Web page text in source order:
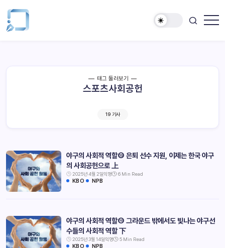
태그 둘러보기
스포츠사회공헌
19 기사
야구의 사회적 역할⑬ 은퇴 선수 지원, 이제는 한국 야구
의 사회공헌으로 上
2025년 4월 2일익명 6 Min Read
KBO NPB
야구의 사회적 역할⑫ 그라운드 밖에서도 빛나는 야구선
수들의 사회적 역할 下
2025년 3월 14일익명 5 Min Read
KBO NPB